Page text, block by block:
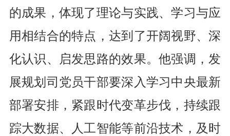
的成果，体现了理论与实践、学习与应
用相结合的特点，达到了开阔视野、深
化认识、启发思路的效果。他强调，发
展规划司党员干部要深入学习中央最新
部署安排，紧跟时代变革步伐，持续跟
踪大数据、人工智能等前沿技术，及时